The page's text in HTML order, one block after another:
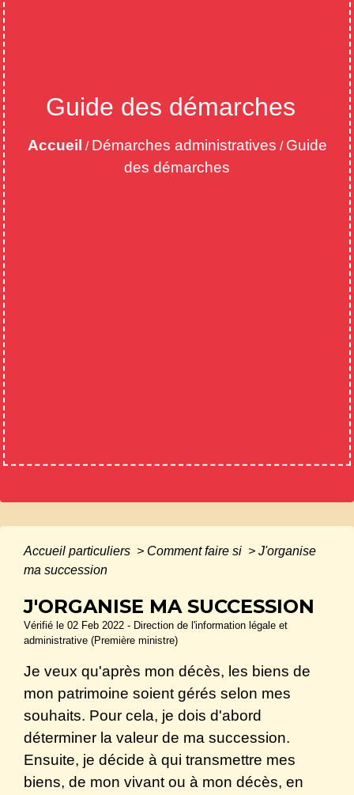
Guide des démarches
Accueil / Démarches administratives / Guide
des démarches
Accueil particuliers > Comment faire si > J'organise
ma succession
J'ORGANISE MA SUCCESSION
Vérifié le 02 Feb 2022 - Direction de l'information légale et
administrative (Première ministre)
Je veux qu'après mon décès, les biens de
mon patrimoine soient gérés selon mes
souhaits. Pour cela, je dois d'abord
déterminer la valeur de ma succession.
Ensuite, je décide à qui transmettre mes
biens, de mon vivant ou à mon décès, en